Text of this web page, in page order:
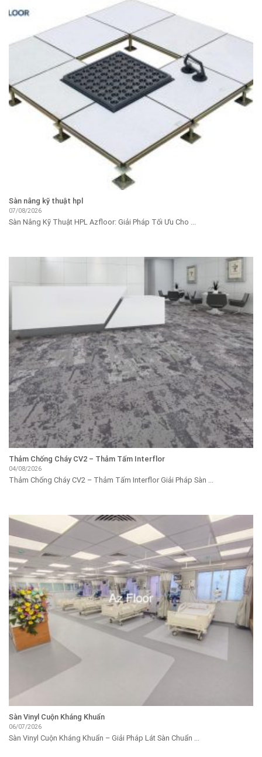
Sàn nâng kỹ thuật hpl
07/08/2026
Sàn Nâng Kỹ Thuật HPL Azfloor: Giải Pháp Tối Ưu Cho ...
Thảm Chống Cháy CV2 – Thảm Tấm Interflor
04/08/2026
Thảm Chống Cháy CV2 – Thảm Tấm Interflor Giải Pháp Sàn ...
Sàn Vinyl Cuộn Kháng Khuẩn
06/07/2026
Sàn Vinyl Cuộn Kháng Khuẩn – Giải Pháp Lát Sàn Chuẩn ...